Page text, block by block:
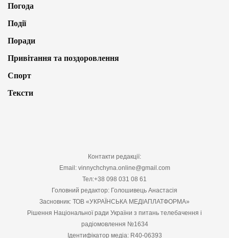
Погода
Події
Поради
Привітання та поздоровлення
Спорт
Тексти
Контакти редакції:
Email: vinnychchyna.online@gmail.com
Тел:+38 098 031 08 61
Головний редактор: Голошивець Анастасія
Засновник: ТОВ «УКРАЇНСЬКА МЕДІАПЛАТФОРМА»
Рішення Національної ради України з питань телебачення і
радіомовлення №1634
Ідентифікатор медіа: R40-06393